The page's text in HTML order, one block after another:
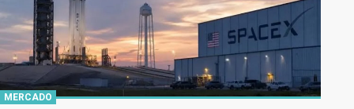
MERCADO